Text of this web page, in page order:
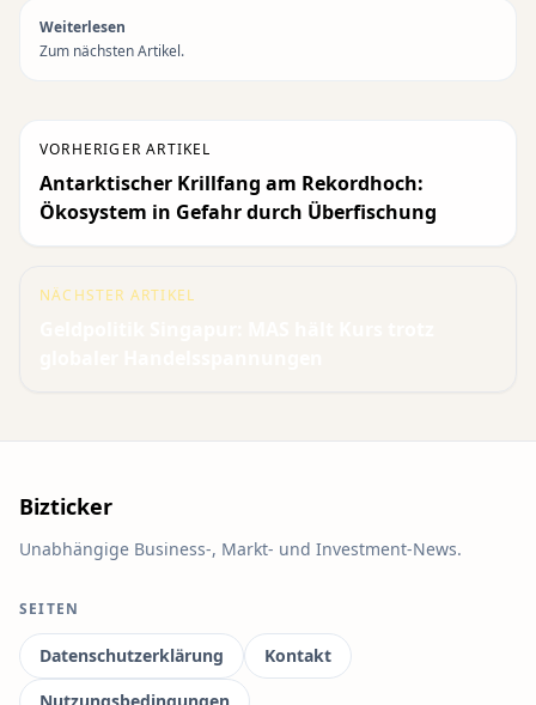
Weiterlesen
Zum nächsten Artikel.
VORHERIGER ARTIKEL
Antarktischer Krillfang am Rekordhoch:
Ökosystem in Gefahr durch Überfischung
NÄCHSTER ARTIKEL
Bizticker
Unabhängige Business-, Markt- und Investment-News.
SEITEN
Datenschutzerklärung
Kontakt